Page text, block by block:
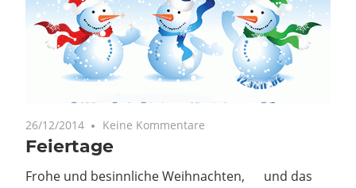
26/12/2014 Keine Kommentare
Feiertage
Frohe und besinnliche Weihnachten, und das